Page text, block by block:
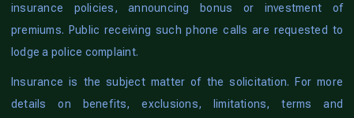
insurance policies, announcing bonus or investment of
premiums. Public receiving such phone calls are requested to
lodge a police complaint.
Insurance is the subject matter of the solicitation. For more
details on benefits, exclusions, limitations, terms and